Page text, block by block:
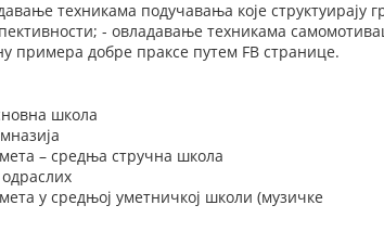
техникама подучавања које структуирају
- овладавање техникама
примера добре праксе путем FB странице.
школа
– средња стручна школа
у средњој уметничкој школи (музичке